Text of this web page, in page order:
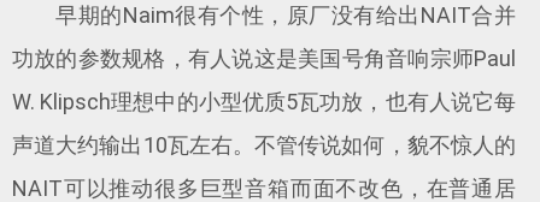
早期的Naim很有个性，原厂没有给出NAIT合并
功放的参数规格，有人说这是美国号角音响宗师Paul
W. Klipsch理想中的小型优质5瓦功放，也有人说它每
声道大约输出10瓦左右。不管传说如何，貌不惊人的
NAIT可以推动很多巨型音箱而面不改色，在普通居